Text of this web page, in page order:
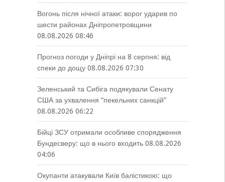
Вогонь після нічної атаки: ворог ударив по
шести районах Дніпропетровщини
08.08.2026 08:46
Прогноз погоди у Дніпрі на 8 серпня: від
спеки до дощу 08.08.2026 07:30
Зеленський та Сибіга подякували Сенату
США за ухвалення “пекельних санкцій”
08.08.2026 06:22
Бійці ЗСУ отримали особливе спорядження
Бундесверу: що в нього входить 08.08.2026
04:06
Окупанти атакували Київ балістикою: що